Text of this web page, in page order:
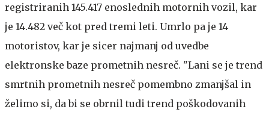
registriranih 145.417 enoslednih motornih vozil, kar
je 14.482 več kot pred tremi leti. Umrlo pa je 14
motoristov, kar je sicer najmanj od uvedbe
elektronske baze prometnih nesreč. "Lani se je trend
smrtnih prometnih nesreč pomembno zmanjšal in
želimo si, da bi se obrnil tudi trend poškodovanih